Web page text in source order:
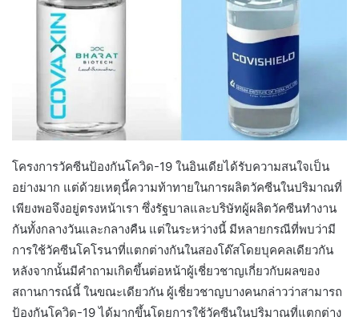
โครงการวัคซีนป้องกันโควิด-19 ในอินเดียได้รับความสนใจเป็น
อย่างมาก แต่ด้วยเหตุนี้ความท้าทายในการผลิตวัคซีนในปริมาณที่
เพียงพอจึงอยู่ตรงหน้าเรา ซึ่งรัฐบาลและบริษัทผู้ผลิตวัคซีนทำงาน
กันทั้งกลางวันและกลางคืน แต่ในระหว่างนี้ มีหลายกรณีที่พบว่ามี
การใช้วัคซีนโคโรนาที่แตกต่างกันในสองโด๊สโดยบุคคลเดียวกัน
หลังจากนั้นมีคำถามเกิดขึ้นต่อหน้าผู้เชี่ยวชาญเกี่ยวกับผลของ
สถานการณ์นี้ ในขณะเดียวกัน ผู้เชี่ยวชาญบางคนกล่าวว่าสามารถ
ป้องกันโควิด-19 ได้มากขึ้นโดยการใช้วัคซีนในปริมาณที่แตกต่าง